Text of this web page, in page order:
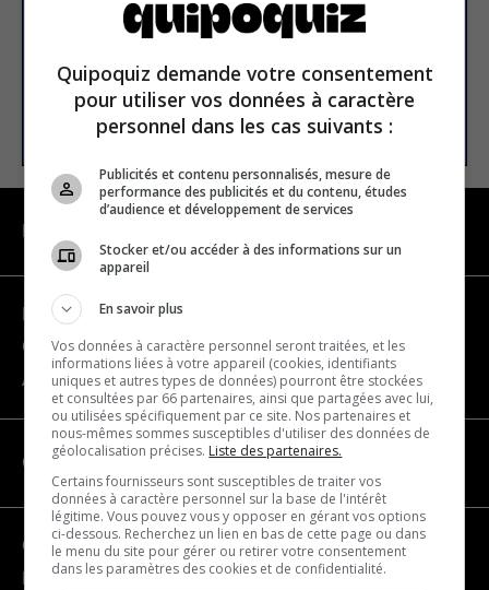
Email address
SUBSCRIBE
Become a partner
Contact us
About us
CATEGORIES
Geography
France
Quipoquiz demande votre consentement
pour utiliser vos données à caractère
personnel dans les cas suivants :
Publicités et contenu personnalisés, mesure de
performance des publicités et du contenu, études
d’audience et développement de services
Stocker et/ou accéder à des informations sur un
appareil
En savoir plus
Vos données à caractère personnel seront traitées, et les
informations liées à votre appareil (cookies, identifiants
uniques et autres types de données) pourront être stockées
et consultées par 66 partenaires, ainsi que partagées avec lui,
ou utilisées spécifiquement par ce site. Nos partenaires et
nous-mêmes sommes susceptibles d'utiliser des données de
géolocalisation précises. Liste des partenaires.
Certains fournisseurs sont susceptibles de traiter vos
données à caractère personnel sur la base de l'intérêt
légitime. Vous pouvez vous y opposer en gérant vos options
ci-dessous. Recherchez un lien en bas de cette page ou dans
le menu du site pour gérer ou retirer votre consentement
dans les paramètres des cookies et de confidentialité.